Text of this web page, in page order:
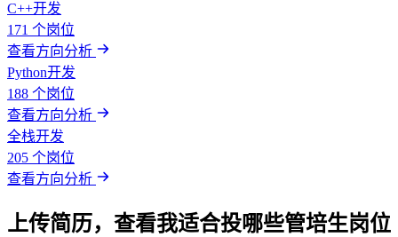
C++开发
171 个岗位
查看方向分析
Python开发
188 个岗位
查看方向分析
全栈开发
205 个岗位
查看方向分析
上传简历，查看我适合投哪些管培生岗位